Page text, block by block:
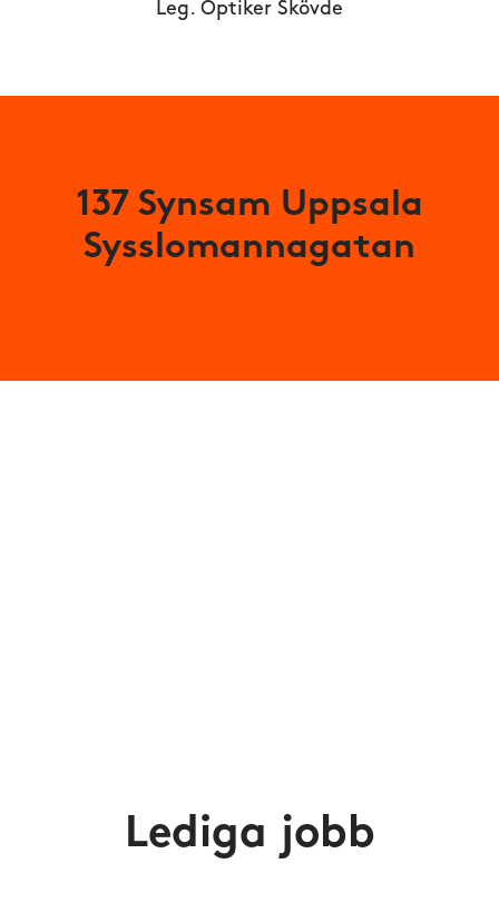
Leg. Optiker Skövde
137 Synsam Uppsala
Sysslomannagatan
Lediga jobb